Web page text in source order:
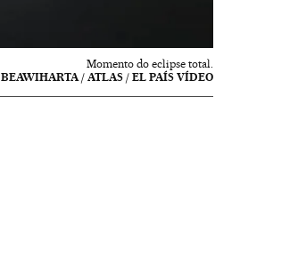
Momento do eclipse total.
BEAWIHARTA / ATLAS / EL PAÍS VÍDEO